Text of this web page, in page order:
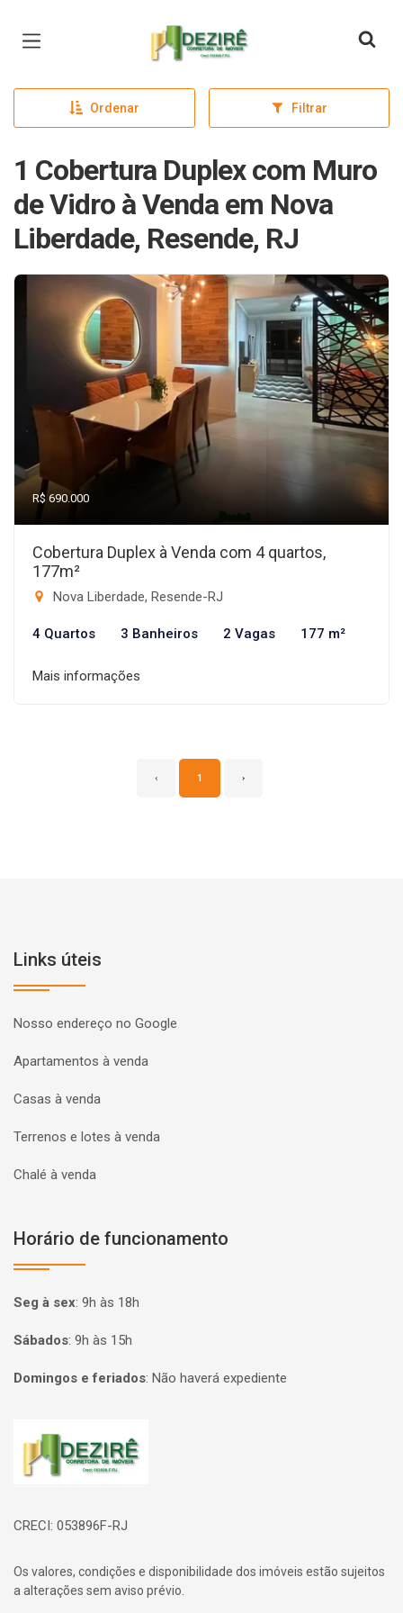
Página inicial
Ordenar Filtrar
1 Cobertura Duplex com Muro
de Vidro à Venda em Nova
Liberdade, Resende, RJ
R$ 690.000
Cobertura Duplex à Venda com 4 quartos,
177m²
Nova Liberdade, Resende-RJ
4 Quartos 3 Banheiros 2 Vagas 177 m²
Mais informações
‹ 1 ›
Links úteis
Nosso endereço no Google
Apartamentos à venda
Casas à venda
Terrenos e lotes à venda
Chalé à venda
Horário de funcionamento
Seg à sex: 9h às 18h
Sábados: 9h às 15h
Domingos e feriados: Não haverá expediente
Página inicial
CRECI: 053896F-RJ
Os valores, condições e disponibilidade dos imóveis estão sujeitos
a alterações sem aviso prévio.